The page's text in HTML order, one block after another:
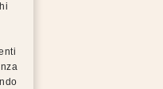
Dorsal